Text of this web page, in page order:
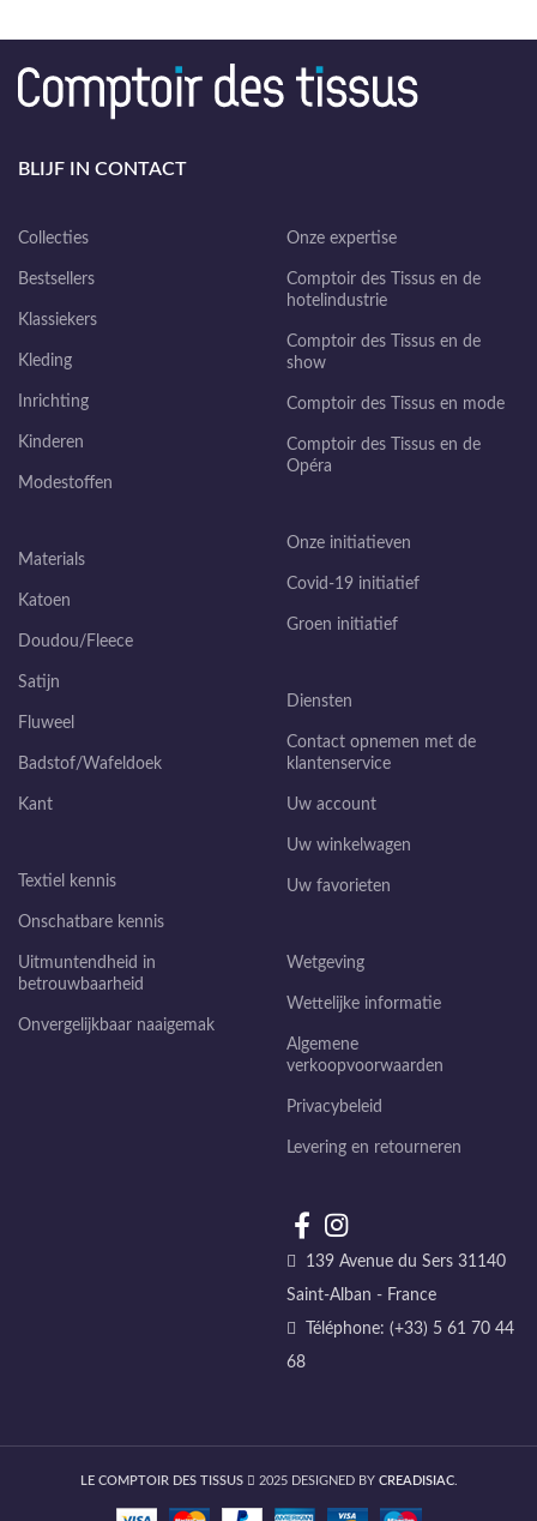
BLIJF IN CONTACT
Collecties
Bestsellers
Klassiekers
Kleding
Inrichting
Kinderen
Modestoffen
Materials
Katoen
Doudou/Fleece
Satijn
Fluweel
Badstof/Wafeldoek
Kant
Textiel kennis
Onschatbare kennis
Uitmuntendheid in
betrouwbaarheid
Onvergelijkbaar naaigemak
Onze expertise
Comptoir des Tissus en de
hotelindustrie
Comptoir des Tissus en de
show
Comptoir des Tissus en mode
Comptoir des Tissus en de
Opéra
Onze initiatieven
Covid-19 initiatief
Groen initiatief
Diensten
Contact opnemen met de
klantenservice
Uw account
Uw winkelwagen
Uw favorieten
Wetgeving
Wettelijke informatie
Algemene
verkoopvoorwaarden
Privacybeleid
Levering en retourneren
139 Avenue du Sers 31140
Saint-Alban - France
Téléphone: (+33) 5 61 70 44
68
LE COMPTOIR DES TISSUS 2025 DESIGNED BY CREADISIAC.